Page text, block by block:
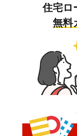
住宅ロ
無料